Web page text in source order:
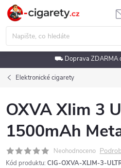
Přejít
obsah
⛟ Doprava ZDARMA
Elektronické cigarety
OXVA Xlim 3
1500mAh
Neohodnoceno
Kód produktu: CIG-OXVA-XLIM-3-